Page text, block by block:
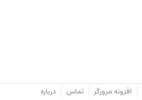
افزونه مرورگر تماس درباره